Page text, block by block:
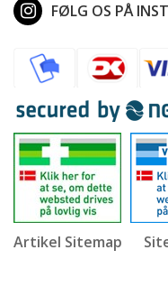
FØLG OS PÅ
Artikel Sitemap